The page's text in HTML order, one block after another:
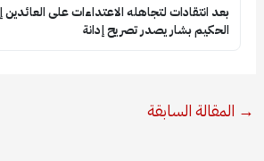
بعد انتقادات لتجاهله الاعتداءات على
الحكيم بشار يصدر تصريح إدانة
→ المقالة السابقة